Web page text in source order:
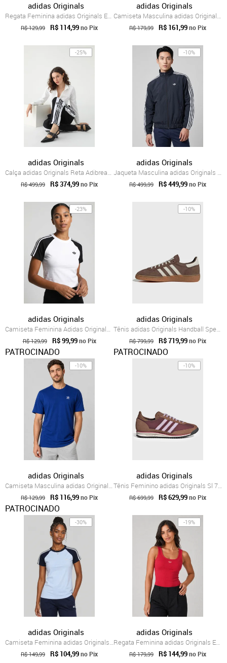
adidas Originals
Regata Feminina adidas Originals Esentials Preta
R$ 129,99 R$ 114,99no Pix
adidas Originals
Camiseta Masculina adidas Originals 3 Stripes Azul
R$ 179,99 R$ 161,99no Pix
-25%
adidas Originals
Calça adidas Originals Reta Adibreak Preta
R$ 499,99 R$ 374,99no Pix
-10%
adidas Originals
Jaqueta Masculina adidas Originals Corta...
R$ 499,99 R$ 449,99no Pix
-23%
adidas Originals
Camiseta Feminina Adidas Originals SST Baby Branca
R$ 129,99 R$ 99,99 no Pix
PATROCINADO
-10%
adidas Originals
Tênis adidas Originals Handball Spezial Marrom
R$ 799,99 R$ 719,99no Pix
PATROCINADO
-10%
adidas Originals
Camiseta Masculina adidas Originals Trefoil Azul
R$ 129,99 R$ 116,99no Pix
PATROCINADO
-10%
adidas Originals
Tênis Feminino adidas Originals Sl 72 OG...
R$ 699,99 R$ 629,99no Pix
-30%
adidas Originals
Camiseta Feminina adidas Originals SST Raglan Azul
R$ 149,99 R$ 104,99no Pix
-19%
adidas Originals
Regata Feminina adidas Originals Ess Vermelha
R$ 179,99 R$ 144,99no Pix